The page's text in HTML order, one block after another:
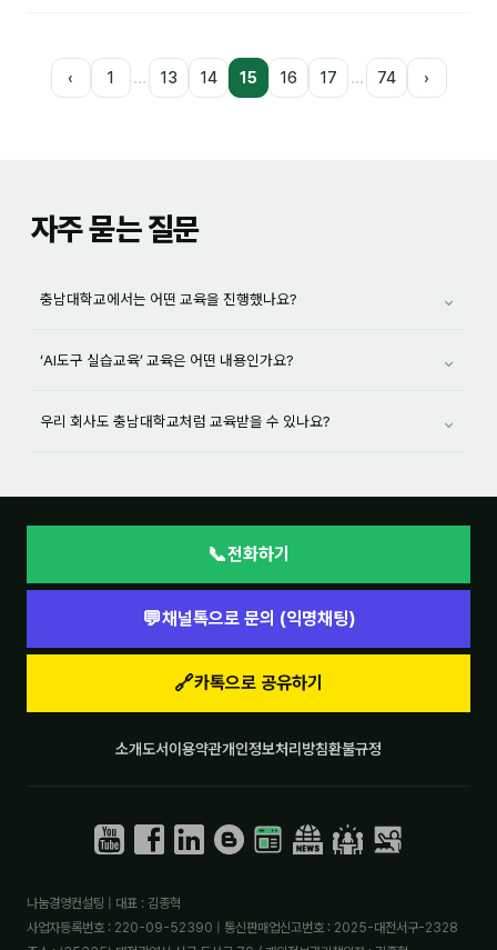
‹ 1 … 13 14 15 16 17 … 74 ›
자주 묻는 질문
충남대학교에서는 어떤 교육을 진행했나요? ⌄
‘AI도구 실습교육’ 교육은 어떤 내용인가요? ⌄
우리 회사도 충남대학교처럼 교육받을 수 있나요? ⌄
📞전화하기
💬채널톡으로 문의 (익명채팅)
🔗카톡으로 공유하기
소개도서이용약관개인정보처리방침환불규정
나눔경영컨설팅 | 대표 : 김종혁
사업자등록번호 : 220-09-52390 | 통신판매업신고번호 : 2025-대전서구-2328